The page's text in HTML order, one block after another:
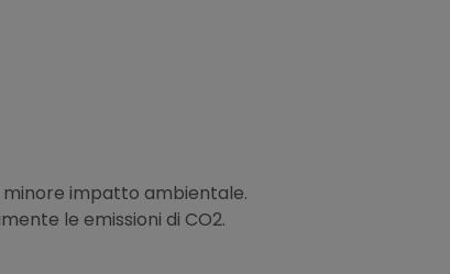
impatto ambientale.
le emissioni di CO2.